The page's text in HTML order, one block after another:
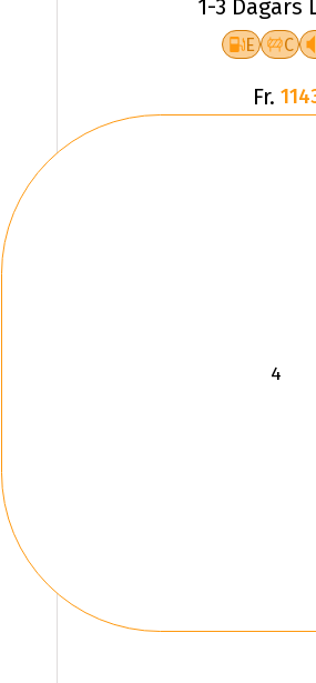
1-3 Dagars
E C
Fr.